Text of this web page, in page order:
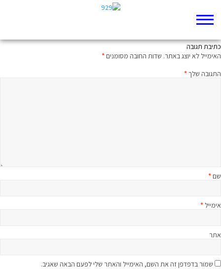
כתיבת תגובה
האימייל לא יוצג באתר. שדות החובה מסומנים*
התגובה שלך*
שם*
אימייל *
אתר
שמור בדפדפן זה את השם, האימייל והאתר שלי לפעם הבאה שאגיב.